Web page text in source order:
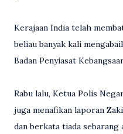
Kerajaan India telah
beliau banyak kali
Badan Penyiasat
Rabu lalu, Ketua Polis
juga menafikan laporan
dan berkata tiada